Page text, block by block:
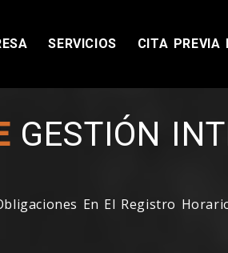
SERVICIOS CITA PREVIA
GESTIÓN
En El Registro